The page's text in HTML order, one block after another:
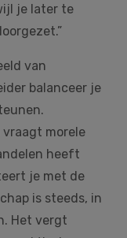
je later te
van
balanceer je
morele
heeft
je met de
is steeds, in
Het vergt